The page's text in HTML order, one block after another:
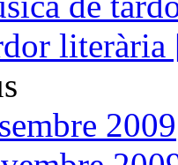
literària
2009